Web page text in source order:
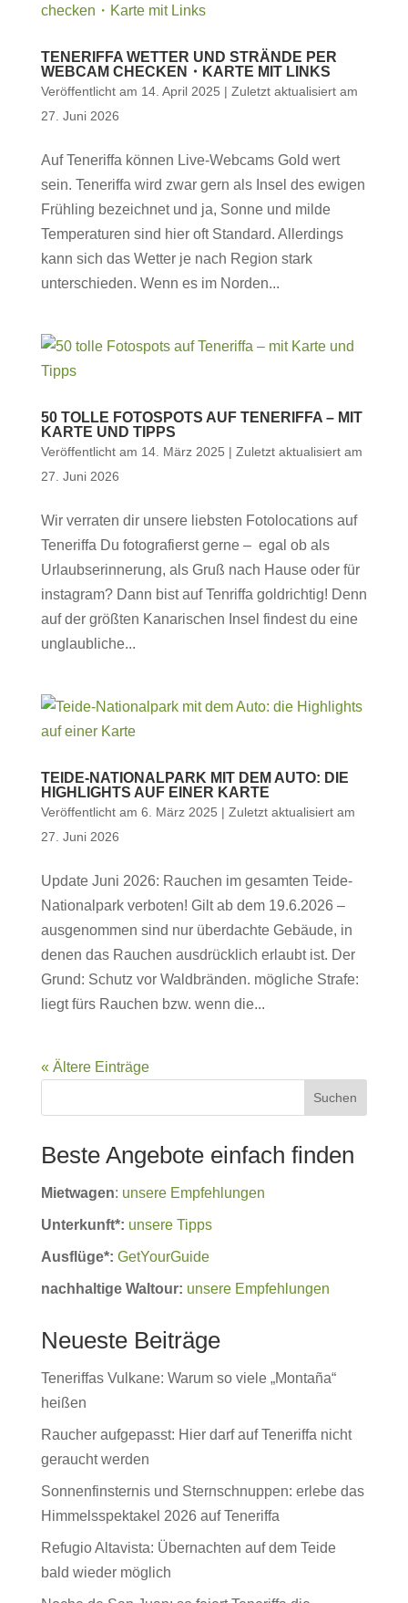
TENERIFFA WETTER UND STRÄNDE PER
WEBCAM CHECKEN・KARTE MIT LINKS
Veröffentlicht am 14. April 2025 | Zuletzt aktualisiert am
27. Juni 2026
Auf Teneriffa können Live-Webcams Gold wert
sein. Teneriffa wird zwar gern als Insel des ewigen
Frühling bezeichnet und ja, Sonne und milde
Temperaturen sind hier oft Standard. Allerdings
kann sich das Wetter je nach Region stark
unterschieden. Wenn es im Norden...
50 TOLLE FOTOSPOTS AUF TENERIFFA – MIT
KARTE UND TIPPS
Veröffentlicht am 14. März 2025 | Zuletzt aktualisiert am
27. Juni 2026
Wir verraten dir unsere liebsten Fotolocations auf
Teneriffa Du fotografierst gerne – egal ob als
Urlaubserinnerung, als Gruß nach Hause oder für
instagram? Dann bist auf Tenriffa goldrichtig! Denn
auf der größten Kanarischen Insel findest du eine
unglaubliche...
TEIDE-NATIONALPARK MIT DEM AUTO: DIE
HIGHLIGHTS AUF EINER KARTE
Veröffentlicht am 6. März 2025 | Zuletzt aktualisiert am
27. Juni 2026
Update Juni 2026: Rauchen im gesamten Teide-
Nationalpark verboten! Gilt ab dem 19.6.2026 –
ausgenommen sind nur überdachte Gebäude, in
denen das Rauchen ausdrücklich erlaubt ist. Der
Grund: Schutz vor Waldbränden. mögliche Strafe:
liegt fürs Rauchen bzw. wenn die...
« Ältere Einträge
Suchen
Beste Angebote einfach finden
Mietwagen: unsere Empfehlungen
Unterkunft*: unsere Tipps
Ausflüge*: GetYourGuide
nachhaltige Waltour: unsere Empfehlungen
Neueste Beiträge
Teneriffas Vulkane: Warum so viele „Montaña“
heißen
Raucher aufgepasst: Hier darf auf Teneriffa nicht
geraucht werden
Sonnenfinsternis und Sternschnuppen: erlebe das
Himmelsspektakel 2026 auf Teneriffa
Refugio Altavista: Übernachten auf dem Teide
bald wieder möglich